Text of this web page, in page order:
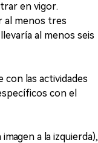
en vigor.
al menos tres
al menos seis
las actividades
con el
a la izquierda),